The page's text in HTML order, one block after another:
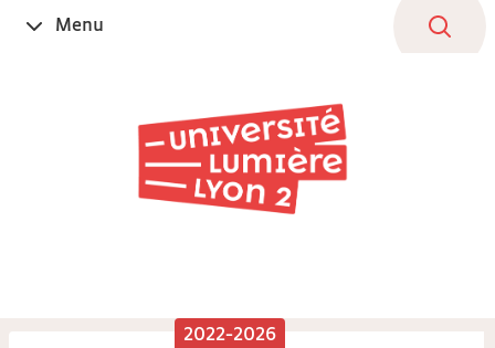
OuvrirMenu
2022-2026